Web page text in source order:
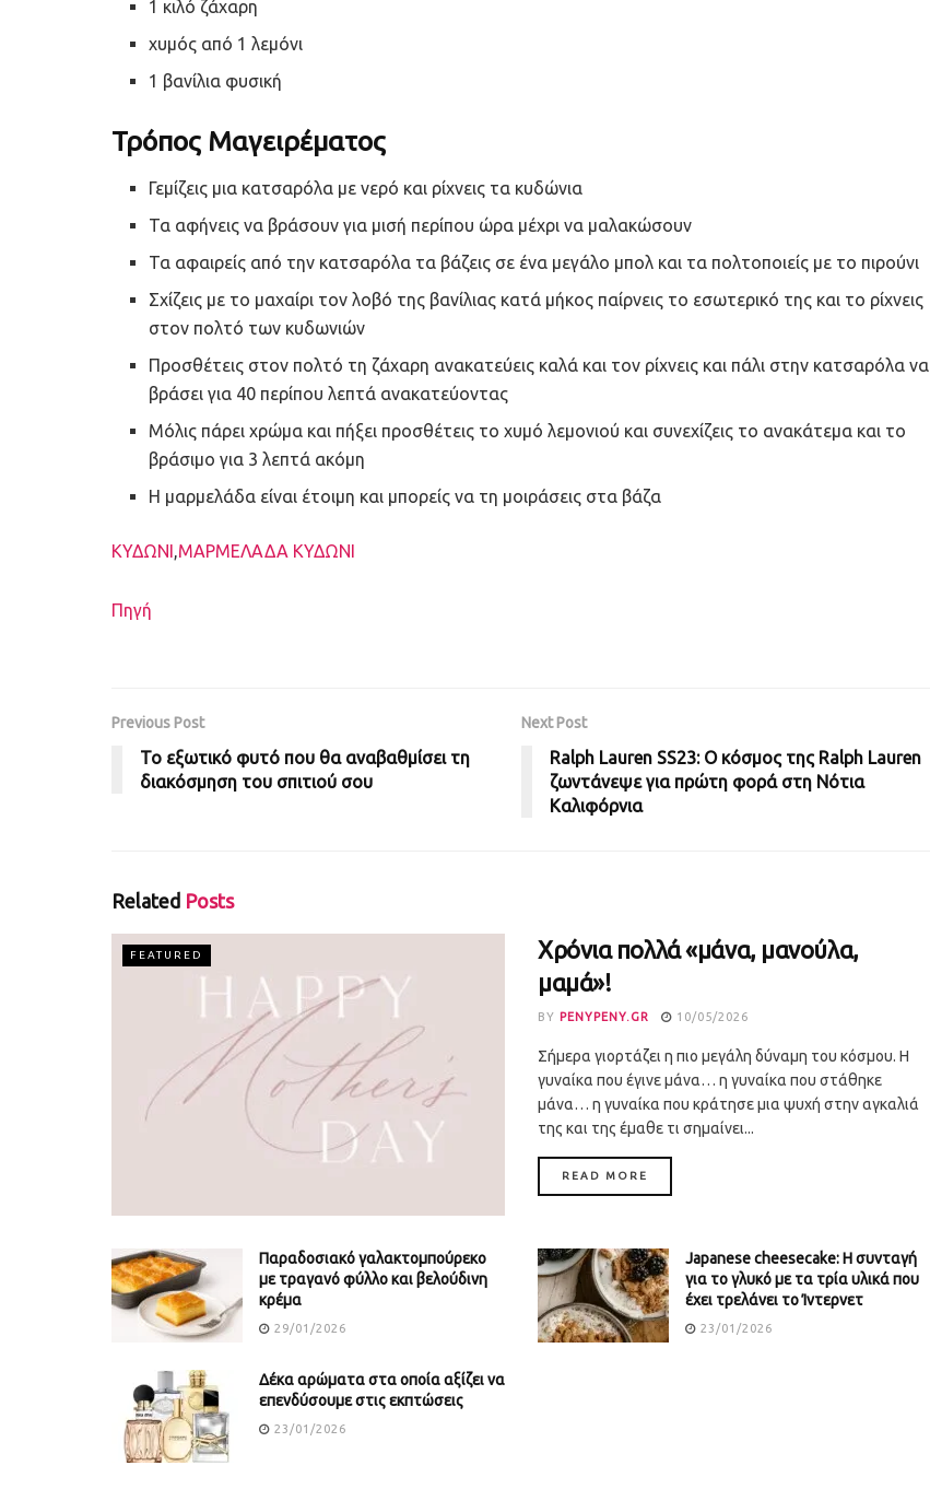
1 κιλό ζάχαρη
χυμός από 1 λεμόνι
1 βανίλια φυσική
Τρόπος Μαγειρέματος
Γεμίζεις μια κατσαρόλα με νερό και ρίχνεις τα κυδώνια
Τα αφήνεις να βράσουν για μισή περίπου ώρα μέχρι να μαλακώσουν
Τα αφαιρείς από την κατσαρόλα τα βάζεις σε ένα μεγάλο μπολ και τα πολτοποιείς με το πιρούνι
Σχίζεις με το μαχαίρι τον λοβό της βανίλιας κατά μήκος παίρνεις το εσωτερικό της και το ρίχνεις
στον πολτό των κυδωνιών
Προσθέτεις στον πολτό τη ζάχαρη ανακατεύεις καλά και τον ρίχνεις και πάλι στην κατσαρόλα να
βράσει για 40 περίπου λεπτά ανακατεύοντας
Μόλις πάρει χρώμα και πήξει προσθέτεις το χυμό λεμονιού και συνεχίζεις το ανακάτεμα και το
βράσιμο για 3 λεπτά ακόμη
Η μαρμελάδα είναι έτοιμη και μπορείς να τη μοιράσεις στα βάζα
Ετικέτες
ΚΥΔΩΝΙ ,ΜΑΡΜΕΛΑΔΑ ΚΥΔΩΝΙ
Πηγή
Previous Post
Το εξωτικό φυτό που θα αναβαθμίσει τη
διακόσμηση του σπιτιού σου
Next Post
Ralph Lauren SS23: Ο κόσμος της Ralph Lauren
ζωντάνεψε για πρώτη φορά στη Νότια
Καλιφόρνια
Related Posts
FEATURED
Χρόνια πολλά «μάνα, μανούλα,
μαμά»!
BY PENYPENY.GR 10/05/2026
Σήμερα γιορτάζει η πιο μεγάλη δύναμη του κόσμου. Η
γυναίκα που έγινε μάνα… η γυναίκα που στάθηκε
μάνα… η γυναίκα που κράτησε μια ψυχή στην αγκαλιά
της και της έμαθε τι σημαίνει...
READ MORE
Παραδοσιακό γαλακτομπούρεκο
με τραγανό φύλλο και βελούδινη
κρέμα
29/01/2026
Japanese cheesecake: Η συνταγή
για το γλυκό με τα τρία υλικά που
έχει τρελάνει το Ίντερνετ
23/01/2026
Δέκα αρώματα στα οποία αξίζει να
επενδύσουμε στις εκπτώσεις
23/01/2026